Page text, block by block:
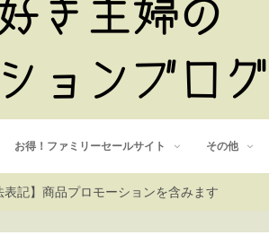
お得！ファミリーセールサイト その他
表記】商品プロモーションを含みます